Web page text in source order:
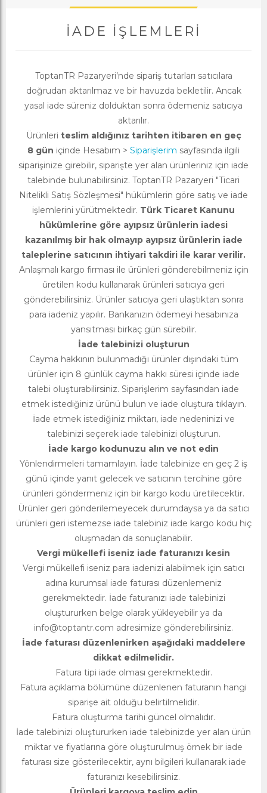
İADE İŞLEMLERI
ToptanTR Pazaryeri’nde sipariş tutarları satıcılara
doğrudan aktarılmaz ve bir havuzda bekletilir. Ancak
yasal iade süreniz dolduktan sonra ödemeniz satıcıya
aktarılır.
Ürünleri teslim aldığınız tarihten itibaren en geç
8 gün içinde Hesabım > Siparişlerim sayfasında ilgili
siparişinize girebilir, siparişte yer alan ürünleriniz için iade
talebinde bulunabilirsiniz. ToptanTR Pazaryeri "Ticari
Nitelikli Satış Sözleşmesi" hükümlerin göre satış ve iade
işlemlerini yürütmektedir. Türk Ticaret Kanunu
hükümlerine göre ayıpsız ürünlerin iadesi
kazanılmış bir hak olmayıp ayıpsız ürünlerin iade
taleplerine satıcının ihtiyari takdiri ile karar verilir.
Anlaşmalı kargo firması ile ürünleri gönderebilmeniz için
üretilen kodu kullanarak ürünleri satıcıya geri
gönderebilirsiniz. Ürünler satıcıya geri ulaştıktan sonra
para iadeniz yapılır. Bankanızın ödemeyi hesabınıza
yansıtması birkaç gün sürebilir.
İade talebinizi oluşturun
Cayma hakkının bulunmadığı ürünler dışındaki tüm
ürünler için 8 günlük cayma hakkı süresi içinde iade
talebi oluşturabilirsiniz. Siparişlerim sayfasından iade
etmek istediğiniz ürünü bulun ve iade oluştura tıklayın.
İade etmek istediğiniz miktarı, iade nedeninizi ve
talebinizi seçerek iade talebinizi oluşturun.
İade kargo kodunuzu alın ve not edin
Yönlendirmeleri tamamlayın. İade talebinize en geç 2 iş
günü içinde yanıt gelecek ve satıcının tercihine göre
ürünleri göndermeniz için bir kargo kodu üretilecektir.
Ürünler geri gönderilemeyecek durumdaysa ya da satıcı
ürünleri geri istemezse iade talebiniz iade kargo kodu hiç
oluşmadan da sonuçlanabilir.
Vergi mükellefi iseniz iade faturanızı kesin
Vergi mükellefi iseniz para iadenizi alabilmek için satıcı
adına kurumsal iade faturası düzenlemeniz
gerekmektedir. İade faturanızı iade talebinizi
oluştururken belge olarak yükleyebilir ya da
info@toptantr.com adresimize gönderebilirsiniz.
İade faturası düzenlenirken aşağıdaki maddelere
dikkat edilmelidir.
Fatura tipi iade olması gerekmektedir.
Fatura açıklama bölümüne düzenlenen faturanın hangi
siparişe ait olduğu belirtilmelidir.
Fatura oluşturma tarihi güncel olmalıdır.
İade talebinizi oluştururken iade talebinizde yer alan ürün
miktar ve fiyatlarına göre oluşturulmuş örnek bir iade
faturası size gösterilecektir, aynı bilgileri kullanarak iade
faturanızı kesebilirsiniz.